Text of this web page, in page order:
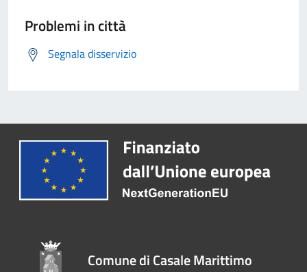
Problemi in città
Segnala disservizio
Comune di Casale Marittimo